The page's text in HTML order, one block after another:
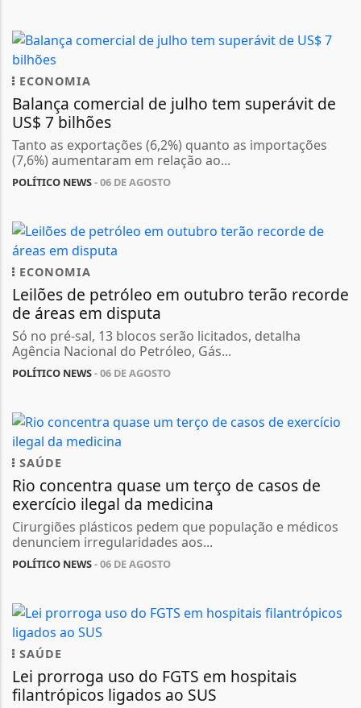
ECONOMIA
Balança comercial de julho tem superávit de
US$ 7 bilhões
Tanto as exportações (6,2%) quanto as importações
(7,6%) aumentaram em relação ao...
POLÍTICO NEWS- 06 DE AGOSTO
ECONOMIA
Leilões de petróleo em outubro terão recorde
de áreas em disputa
Só no pré-sal, 13 blocos serão licitados, detalha
Agência Nacional do Petróleo, Gás...
POLÍTICO NEWS- 06 DE AGOSTO
SAÚDE
Rio concentra quase um terço de casos de
exercício ilegal da medicina
Cirurgiões plásticos pedem que população e médicos
denunciem irregularidades aos...
POLÍTICO NEWS- 06 DE AGOSTO
SAÚDE
Lei prorroga uso do FGTS em hospitais
filantrópicos ligados ao SUS